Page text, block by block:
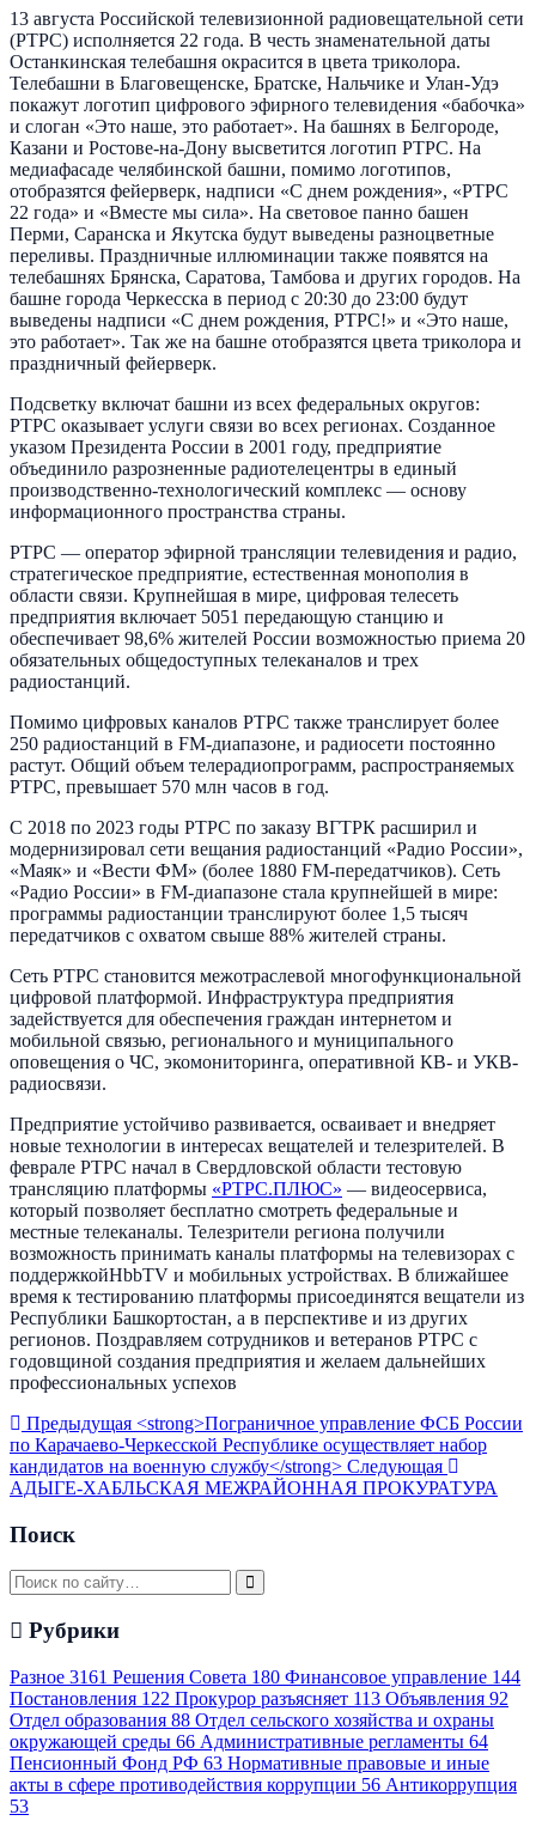
13 августа Российской телевизионной радиовещательной сети
(РТРС) исполняется 22 года. В честь знаменательной даты
Останкинская телебашня окрасится в цвета триколора.
Телебашни в Благовещенске, Братске, Нальчике и Улан-Удэ
покажут логотип цифрового эфирного телевидения «бабочка»
и слоган «Это наше, это работает». На башнях в Белгороде,
Казани и Ростове-на-Дону высветится логотип РТРС. На
медиафасаде челябинской башни, помимо логотипов,
отобразятся фейерверк, надписи «С днем рождения», «РТРС
22 года» и «Вместе мы сила». На световое панно башен
Перми, Саранска и Якутска будут выведены разноцветные
переливы. Праздничные иллюминации также появятся на
телебашнях Брянска, Саратова, Тамбова и других городов. На
башне города Черкесска в период с 20:30 до 23:00 будут
выведены надписи «С днем рождения, РТРС!» и «Это наше,
это работает». Так же на башне отобразятся цвета триколора и
праздничный фейерверк.
Подсветку включат башни из всех федеральных округов:
РТРС оказывает услуги связи во всех регионах. Созданное
указом Президента России в 2001 году, предприятие
объединило разрозненные радиотелецентры в единый
производственно-технологический комплекс — основу
информационного пространства страны.
РТРС — оператор эфирной трансляции телевидения и радио,
стратегическое предприятие, естественная монополия в
области связи. Крупнейшая в мире, цифровая телесеть
предприятия включает 5051 передающую станцию и
обеспечивает 98,6% жителей России возможностью приема 20
обязательных общедоступных телеканалов и трех
радиостанций.
Помимо цифровых каналов РТРС также транслирует более
250 радиостанций в FM-диапазоне, и радиосети постоянно
растут. Общий объем телерадиопрограмм, распространяемых
РТРС, превышает 570 млн часов в год.
С 2018 по 2023 годы РТРС по заказу ВГТРК расширил и
модернизировал сети вещания радиостанций «Радио России»,
«Маяк» и «Вести ФМ» (более 1880 FM-передатчиков). Сеть
«Радио России» в FM-диапазоне стала крупнейшей в мире:
программы радиостанции транслируют более 1,5 тысяч
передатчиков с охватом свыше 88% жителей страны.
Сеть РТРС становится межотраслевой многофункциональной
цифровой платформой. Инфраструктура предприятия
задействуется для обеспечения граждан интернетом и
мобильной связью, регионального и муниципального
оповещения о ЧС, экомониторинга, оперативной КВ- и УКВ-
радиосвязи.
Предприятие устойчиво развивается, осваивает и внедряет
новые технологии в интересах вещателей и телезрителей. В
феврале РТРС начал в Свердловской области тестовую
трансляцию платформы «РТРС.ПЛЮС» — видеосервиса,
который позволяет бесплатно смотреть федеральные и
местные телеканалы. Телезрители региона получили
возможность принимать каналы платформы на телевизорах с
поддержкойHbbTV и мобильных устройствах. В ближайшее
время к тестированию платформы присоединятся вещатели из
Республики Башкортостан, а в перспективе и из других
регионов. Поздравляем сотрудников и ветеранов РТРС с
годовщиной создания предприятия и желаем дальнейших
профессиональных успехов
Предыдущая <strong>Пограничное управление ФСБ России
по Карачаево-Черкесской Республике осуществляет набор
кандидатов на военную службу</strong> Следующая
АДЫГЕ-ХАБЛЬСКАЯ МЕЖРАЙОННАЯ ПРОКУРАТУРА
Поиск
Рубрики
Разное 3161 Решения Совета 180 Финансовое управление 144
Постановления 122 Прокурор разъясняет 113 Объявления 92
Отдел образования 88 Отдел сельского хозяйства и охраны
окружающей среды 66 Административные регламенты 64
Пенсионный Фонд РФ 63 Нормативные правовые и иные
акты в сфере противодействия коррупции 56 Антикоррупция
53